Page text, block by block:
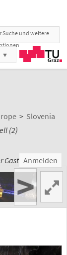
Suche und weitere
> Slovenia
(2)
Gast Anmelden
>